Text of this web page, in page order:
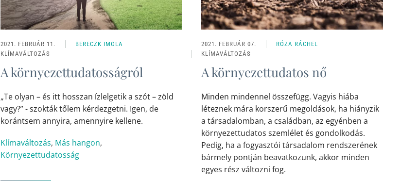
2021. FEBRUÁR 11.
BERECZK IMOLA
KLÍMAVÁLTOZÁS
A környezettudatosságról
„Te olyan – és itt hosszan ízlelgetik a szót – zöld
vagy?” - szokták tőlem kérdezgetni. Igen, de
korántsem annyira, amennyire kellene.
Klímaváltozás, Más hangon,
Környezettudatosság
2021. FEBRUÁR 07.
RÓZA RÁCHEL
KLÍMAVÁLTOZÁS
A környezettudatos nő
Minden mindennel összefügg. Vagyis hiába
léteznek mára korszerű megoldások, ha hiányzik
a társadalomban, a családban, az egyénben a
környezettudatos szemlélet és gondolkodás.
Pedig, ha a fogyasztói társadalom rendszerének
bármely pontján beavatkozunk, akkor minden
egyes rész változni fog.